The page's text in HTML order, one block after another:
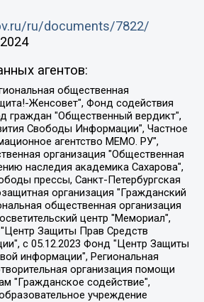
ru/documents/7822/
агентов:
ответственностью "Альтаир 2021", Общество с ограниченной ответственностью "Вега 2021", Общество с ограниченной ответственностью "Главный редактор 2021", Общество с ограниченной ответственностью "Ромашки монолит", Важенков Артем Валерьевич, Ивановская областная общественная организация "Центр гендерных исследований", Гурман Юрий Альбертович, Медиапроект "ОВД-Инфо", Егоров Владимир Владимирович, Жилинский Владимир Александрович, Общество с ограниченной ответственностью "ЗП", Иванова София Юрьевна, Карезина Инна Павловна, Кильтау Екатерина Викторовна, Петров Алексей Викторович, Пискунов Сергей Евгеньевич, Смирнов Сергей Сергеевич, Тихонов Михаил Сергеевич, Общество с ограниченной ответственностью "ЖУРНАЛИСТ-ИНОСТРАННЫЙ АГЕНТ", Арапова Галина Юрьевна, Вольтская Татьяна Анатольевна, Американская компания "Mason G.E.S. Anonymous Foundation" (США), являющаяся владельцем интернет-издания https://mnews.world/, Компания "Stichting Bellingcat", зарегистрированная в Нидерландах (дата регистрации 11.07.2018), Захаров Андрей Вячеславович, Клепиковская Екатерина Дмитриевна, Общество с ограниченной ответственностью "МЕМО", Перл Роман Александрович, Симонов Евгений Алексеевич, Соловьева Елена Анатольевна, Сотников Даниил Владимирович, Сурначева Елизавета Дмитриевна, Автономная некоммерческая организация по защите прав человека и информированию населения "Якутия – Наше Мнение", Общество с ограниченной ответственностью "Москоу диджитал медиа", с 26.01.2023 Общество с ограниченной ответственностью "Чайка Белые сады", Ветошкина Валерия Валерьевна, Заговора Максим Александрович, Межрегиональное общественное движение "Российская ЛГБТ - сеть", Оленичев Максим Владимирович, Павлов Иван Юрьевич, Скворцова Елена Сергеевна, Общество с ограниченной ответственностью "Как бы инагент", Кочетков Игорь Викторович, Общество с ограниченной ответственностью "Честные выборы", Еланчик Олег Александрович, Общество с ограниченной ответственностью "Нобелевский призыв", Гималова Регина Эмилевна, Григорьев Андрей Валерьевич, Григорьева Алина Александровна, Ассоциация по содействию защите прав призывников, альтернативнослужащих и военнослужащих "Правозащитная группа "Гражданин.Армия.Право", Хисамова Регина Фаритовна, Автономная некоммерческая организация по реализации социально-правовых программ "Лилит", Дальневосточное общественное движение "Маяк", Санкт-Петербургская ЛГБТ-инициативная группа "Выход", Инициативная группа ЛГБТ+ "Реверс", Алексеев Андрей Викторович, Бекбулатова Таисия Львовна, Беляев Иван Михайлович, Владыкина Елена Сергеевна, Гельман Марат Александрович, Никульшина Вероника Юрьевна, Толоконникова Надежда Андреевна, Шендерович Виктор Анатольевич, Общество с ограниченной ответственностью "Данное сообщение", Общество с ограниченной ответственностью Издательский дом "Новая глава", Айнбиндер Александра Александровна, Московский комьюнити-центр для ЛГБТ+инициатив, Благотворительный фонд развития филантропии, Deutsche Welle (Германия, Kurt-Schumacher-Strasse 3, 53113 Bonn), Борзунова Мария Михайловна, Воробьев Виктор Викторович, Голубева Анна Львовна, Константинова Алла Михайловна, Малкова Ирина Владимировна, Мурадов Мурад Абдулгалимович, Осетинская Елизавета Николаевна, Понасенков Евгений Николаевич, Ганапольский Матвей Юрьевич, Киселев Евгений Алексеевич, Борухович Ирина Григорьевна, Дремин Иван Тимофеевич, Дубровский Дмитрий Викторович, Красноярская региональная общественная организация поддержки и развития альтернативных образовательных технологий и межкультурных коммуникаций "ИНТЕРРА", Маяковская Екатерина Алексеевна, Фейгин Марк Захарович, Филимонов Андрей Викторович, Дзугкоева Регина Николаевна, Доброхотов Роман Александрович, Дудь Юрий Александрович, Елкин Сергей Владимирович, Кругликов Кирилл Игоревич, Сабунаева Мария Леонидовна, Семенов Алексей Владимирович, Шаинян Карен Багратович, Шульман Екатерина Михайловна, Асафьев Артур Валерьевич, Вахштайн Виктор Семенович, Венедиктов Алексей Алексеевич, Лушникова Екатерина Евгеньевна, Волков Леонид Михайлович, Невзоров Александр Глебович, Пархоменко Сергей Борисович, Сироткин Ярослав Николаевич, Кара-Мурза Владимир Владимирович, Баранова Наталья Владимировна, Гозман Леонид Яковлевич, Кагарлицкий Борис Юльевич, Климарев Михаил Валерьевич, Милов Владимир Станиславович, Автономная некоммерческая организация Краснодарский центр современного искусства "Типография", Моргенштерн Алишер Тагирович, Соболь Любовь Эдуардовна, Общество с ограниченной ответственностью "ЛИЗА НОРМ", Каспаров Гарри Кимович, Ходорковский Михаил Борисович, Общество с ограниченной ответственностью "Апрельские тезисы", Данилович Ирина Брониславовна, Кашин Олег Владимирович, Петров Николай Владимирович, Пивоваров Алексей Владимирович, Соколов Михаил Владимирович, Цветкова Юлия Владимировна, Чичваркин Евгений Александрович, Комитет против пыток/Команда против пыток, Общество с ограниченной ответственностью "Первый научный", Общество с ограниченной ответственностью "Вертолет и ко", Белоцерковская Вероника Борисовна, Кац Максим Евгеньевич, Лазарева Татьяна Юрьевна, Шаведдинов Руслан Табризович, Яшин Илья Валерьевич, Общество с ограниченной ответственностью "Иноагент ААВ", Алешковский Дмитрий Петрович, Альбац Евгения Марковна, Быков Дмитрий Львович, Галямина Юлия Евгеньевна, Лойко Сергей Леонидович, Мартынов Кирилл Константинович, Медведев Сергей Александрович, Крашенинников Федор Геннадиевич, Гордеева Катерина Вл